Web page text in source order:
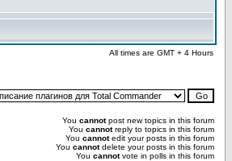
All times are GMT + 4 Hours
You cannotpost new topics in this forum
You cannotreply to topics in this forum
You cannotedit your posts in this forum
You cannotdelete your posts in this forum
You cannotvote in polls in this forum